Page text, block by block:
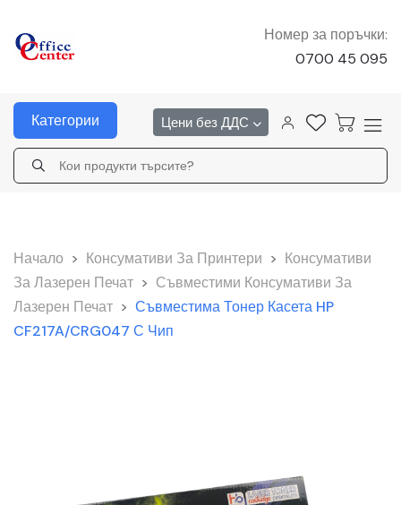
Номер за поръчки:
0700 45 095
Категории Цени без ДДС
Начало > Консумативи За Принтери > Консумативи
За Лазерен Печат > Съвместими Консумативи За
Лазерен Печат > Съвместима Тонер Касета HP
CF217A/CRG047 С Чип